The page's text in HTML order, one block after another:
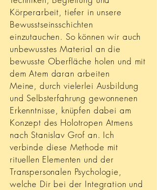
Körperarbeit, tiefer in unsere
Bewusstseinsschichten
einzutauchen. So können wir auch
unbewusstes Material an die
bewusste Oberfläche holen und mit
dem Atem daran arbeiten
Meine, durch vielerlei Ausbildung
und Selbsterfahrung gewonnenen
Erkenntnisse, knüpfen dabei am
Konzept des Holotropen Atmens
nach Stanislav Grof an. Ich
verbinde diese Methode mit
rituellen Elementen und der
Transpersonalen Psychologie,
welche Dir bei der Integration und